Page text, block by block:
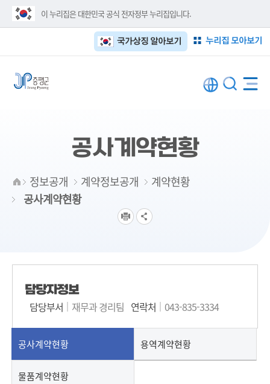
이 누리집은 대한민국 공식 전자정부 누리집입니다.
누리집 모아보기
국가상징 알아보기
공사계약현황
정보공개 계약정보공개
계약현황
공사계약현황
담당자정보
담당부서
재무과 경리팀 연락처 043-835-3334
공사계약현황 용역계약현황
물품계약현황